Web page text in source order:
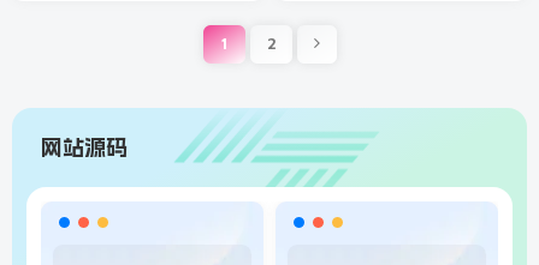
1 2
网站源码